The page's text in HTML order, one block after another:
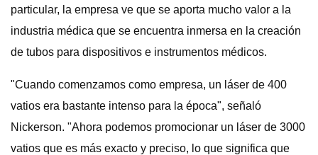
particular, la empresa ve que se aporta mucho valor a la
industria médica que se encuentra inmersa en la creación
de tubos para dispositivos e instrumentos médicos.
"Cuando comenzamos como empresa, un láser de 400
vatios era bastante intenso para la época", señaló
Nickerson. "Ahora podemos promocionar un láser de 3000
vatios que es más exacto y preciso, lo que significa que